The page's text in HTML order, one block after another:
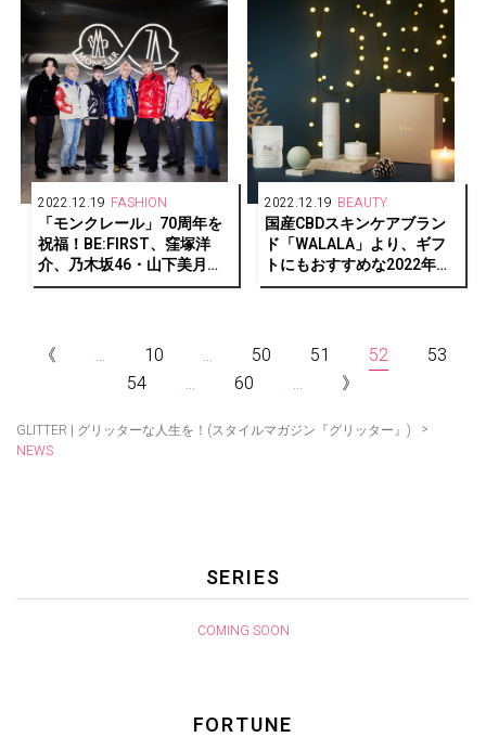
2022.12.19 FASHION
「モンクレール」70周年を
祝福！BE:FIRST、窪塚洋
介、乃木坂46・山下美月ら
が渋谷のポップアップスト
2022.12.19 BEAUTY
国産CBDスキンケアブラン
ド「WALALA」より、ギフ
トにもおすすめな2022年ホ
リデーコフレが数量限定で
《 ... 10 ... 50 51 52
53
54
... 60 ... 》
GLITTER | グリッターな人生を！(スタイルマガジン『グリッター』)
>
NEWS
SERIES
COMING SOON
FORTUNE